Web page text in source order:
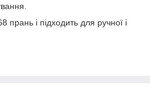
і підходить для ручної і